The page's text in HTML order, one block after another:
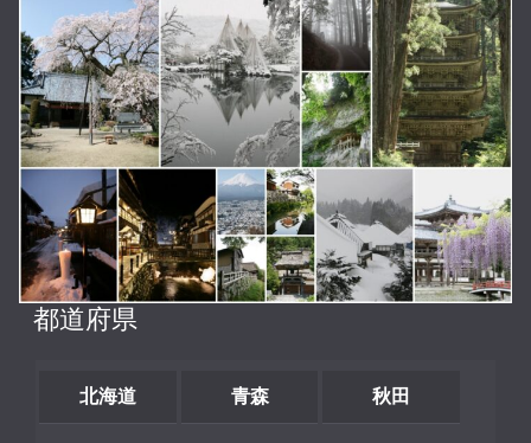
都道府県
北海道 青森 秋田